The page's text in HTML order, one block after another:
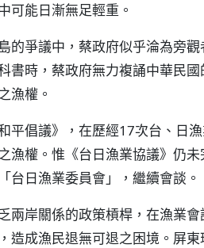
可能日漸無足輕重。
的爭議中，蔡政府似乎淪為旁
書時，蔡政府無力複誦中華民
漁權。
平倡議》，在歷經17次台、日
漁權。惟《台日漁業協議》仍
台日漁業委員會」，繼續會談。
兩岸關係的政策槓桿，在漁業
造成漁民退無可退之困境。屏